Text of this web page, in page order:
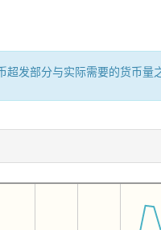
超发部分与实际需要的货币量